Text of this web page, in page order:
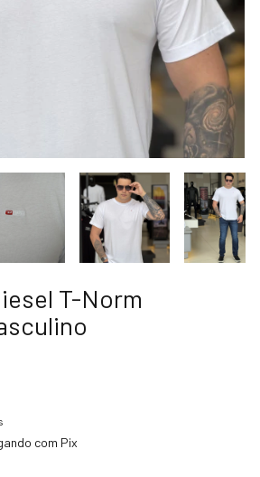
T-Norm
com Pix